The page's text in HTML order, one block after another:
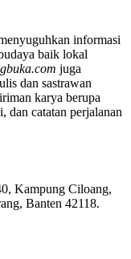
informasi
baik lokal
juga
dan sastrawan
karya berupa
dan catatan perjalanan
Kampung Ciloang,
Banten 42118.